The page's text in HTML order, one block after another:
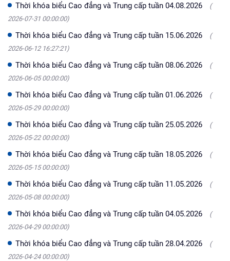
Thời khóa biểu Cao đẳng và Trung cấp tuần 04.08.2026
(
2026-07-31 00:00:00)
Thời khóa biểu Cao đẳng và Trung cấp tuần 15.06.2026
(
2026-06-12 16:27:21)
Thời khóa biểu Cao đẳng và Trung cấp tuần 08.06.2026
(
2026-06-05 00:00:00)
Thời khóa biểu Cao đẳng và Trung cấp tuần 01.06.2026
(
2026-05-29 00:00:00)
Thời khóa biểu Cao đẳng và Trung cấp tuần 25.05.2026
(
2026-05-22 00:00:00)
Thời khóa biểu Cao đẳng và Trung cấp tuần 18.05.2026
(
2026-05-15 00:00:00)
Thời khóa biểu Cao đẳng và Trung cấp tuần 11.05.2026
(
2026-05-08 00:00:00)
Thời khóa biểu Cao đẳng và Trung cấp tuần 04.05.2026
(
2026-04-29 00:00:00)
Thời khóa biểu Cao đẳng và Trung cấp tuần 28.04.2026
(
2026-04-24 00:00:00)